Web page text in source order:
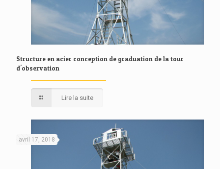
Structure en acier conception de graduation de la tour
d'observation
Lire la suite
avril 17, 2018